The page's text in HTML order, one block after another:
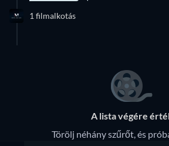
1 filmalkotás
A lista végére
Törölj néhány szűrőt, és